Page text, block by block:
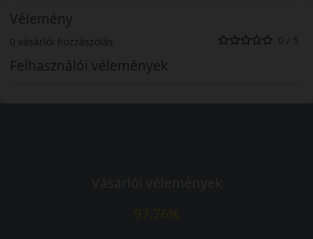
Vélemény
0 vásárlói hozzászólás 0 / 5
Felhasználói vélemények